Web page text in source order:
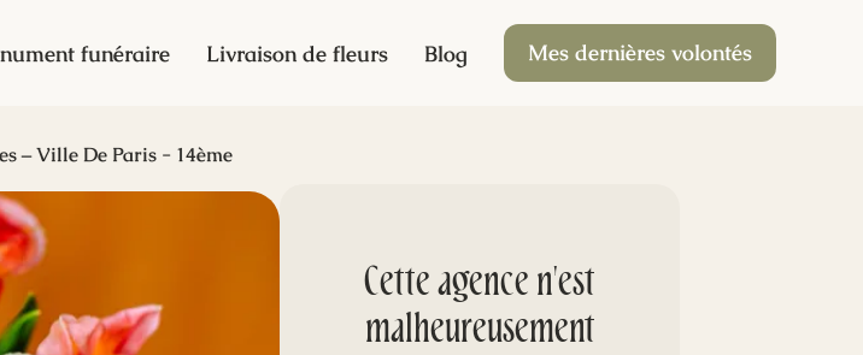
funéraire Livraison de fleurs Blog Mes dernières volontés
– Ville De Paris - 14ème
Cette agence n'est
malheureusement